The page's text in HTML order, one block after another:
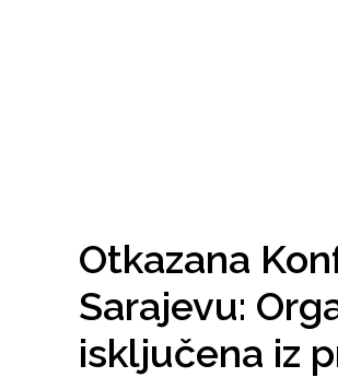
Otkazana
Sarajevu:
isključena iz